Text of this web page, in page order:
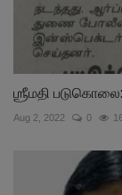
ஶ்ரீமதி
Aug 2, 2022 0